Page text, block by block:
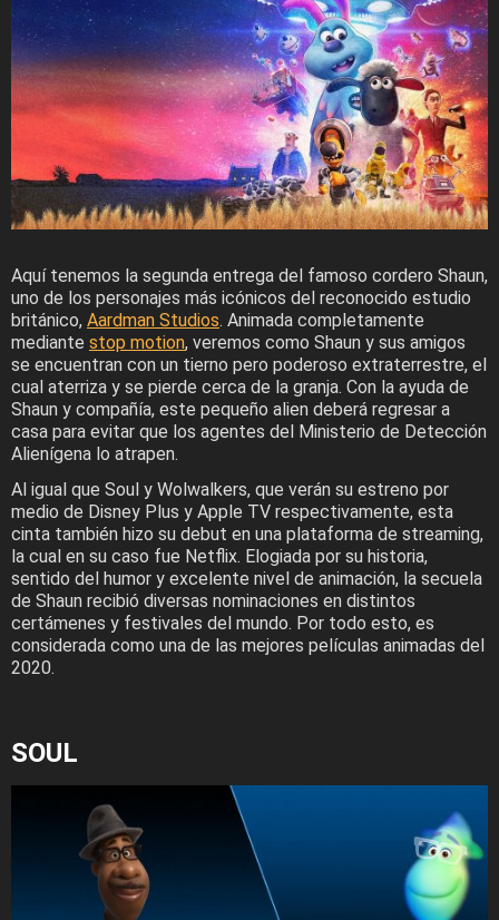
Aquí tenemos la segunda entrega del famoso cordero Shaun,
uno de los personajes más icónicos del reconocido estudio
británico, Aardman Studios. Animada completamente
mediante stop motion, veremos como Shaun y sus amigos
se encuentran con un tierno pero poderoso extraterrestre, el
cual aterriza y se pierde cerca de la granja. Con la ayuda de
Shaun y compañía, este pequeño alien deberá regresar a
casa para evitar que los agentes del Ministerio de Detección
Alienígena lo atrapen.
Al igual que Soul y Wolwalkers, que verán su estreno por
medio de Disney Plus y Apple TV respectivamente, esta
cinta también hizo su debut en una plataforma de streaming,
la cual en su caso fue Netflix. Elogiada por su historia,
sentido del humor y excelente nivel de animación, la secuela
de Shaun recibió diversas nominaciones en distintos
certámenes y festivales del mundo. Por todo esto, es
considerada como una de las mejores películas animadas del
2020.
SOUL